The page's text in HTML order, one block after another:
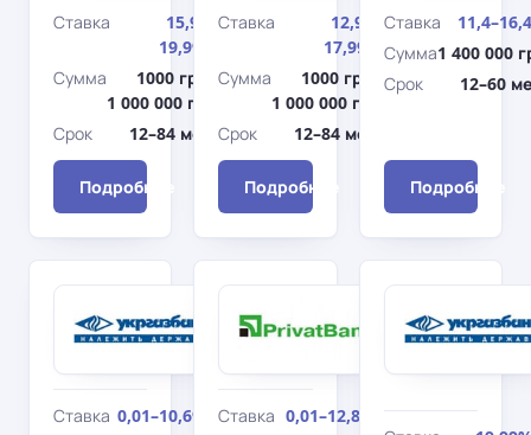
Ставка
15,99–
19,99%
Сумма
1000 грн–
1 000 000 грн
Срок
12–84 мес.
Подробнее
Ставка
12,99–
17,99%
Сумма
1000 грн–
1 000 000 грн
Срок
12–84 мес.
Подробнее
Ставка
Сумма1 400 000
Срок
12–60
Подробнее
Легкий
старт
Ставка 0,01–10,69%
На
новое
Ставка 0,01–12,8%